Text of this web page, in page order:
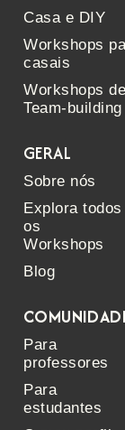
Casa e DIY
Workshops
casais
Workshops de
Team-building
GERAL
Sobre nós
Explora todos
os
Workshops
Blog
Para
professores
Para
estudantes